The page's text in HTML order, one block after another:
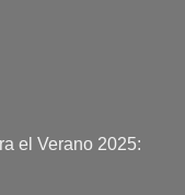
el Verano 2025: